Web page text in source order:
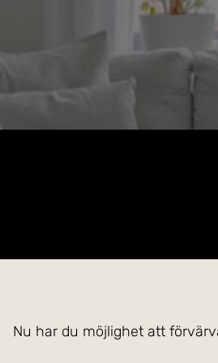
Nu har du möjlighet att